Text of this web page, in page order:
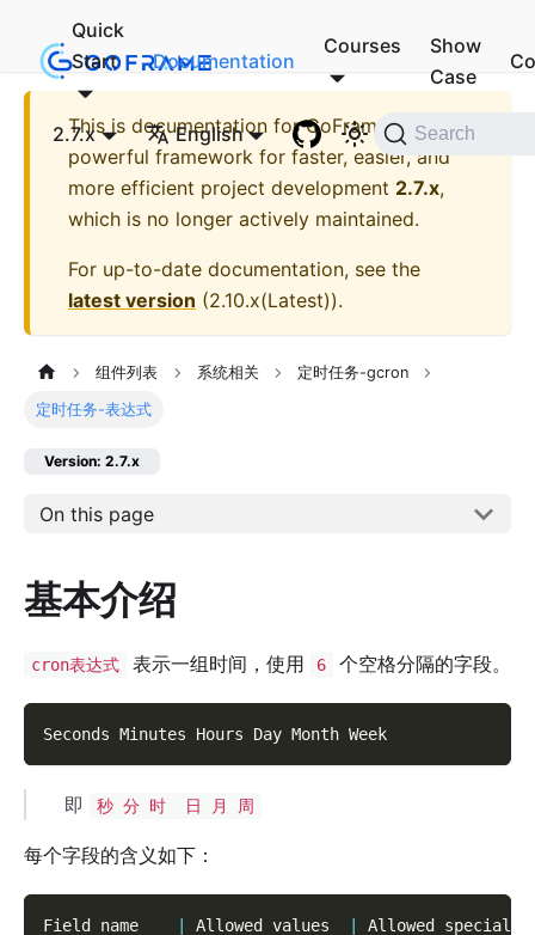
Quick
Start
Documentation
Courses
Show
Case
2.7.x English Search
This is documentation forGoFrame - A
powerful framework for faster, easier, and
more efficient project development 2.7.x,
which is no longer actively maintained.
For up-to-date documentation, see the
latest version (2.10.x(Latest)).
组件列表 系统相关 定时任务-gcron
定时任务-表达式
Version: 2.7.x
On this page
基本介绍
cron表达式 表示一组时间，使用 6 个空格分隔的字段。
Seconds Minutes Hours Day Month Week
即 秒 分 时 日 月 周
每个字段的含义如下：
Field name Allowed values
Allowed special